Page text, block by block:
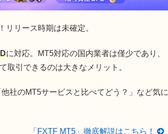
リリース時期は未確定。
に対応。MT5対応の国内業者は僅少であり、
取引できるのは大きなメリット。
社のMT5サービスと比べてどう？」など気に
「FXTF MT5」徹底解説はこちら！